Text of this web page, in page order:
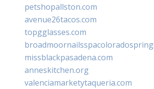
petshopallston.com
avenue26tacos.com
topgglasses.com
missblackpasadena.com
anneskitchen.org
valenciamarketytaqueria.com